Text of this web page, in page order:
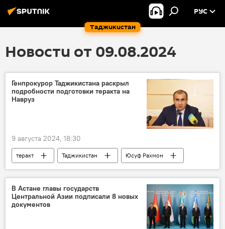
Таджикистан
РУС
Новости от 09.08.2024
Генпрокурор Таджикистана раскрыл
подробности подготовки теракта на
Навруз
9 августа 2024, 18:30
теракт Таджикистан
Юсуф Рахмон
Генпрокуратура Таджикистана
В Астане главы государств
Центральной Азии подписали 8 новых
документов